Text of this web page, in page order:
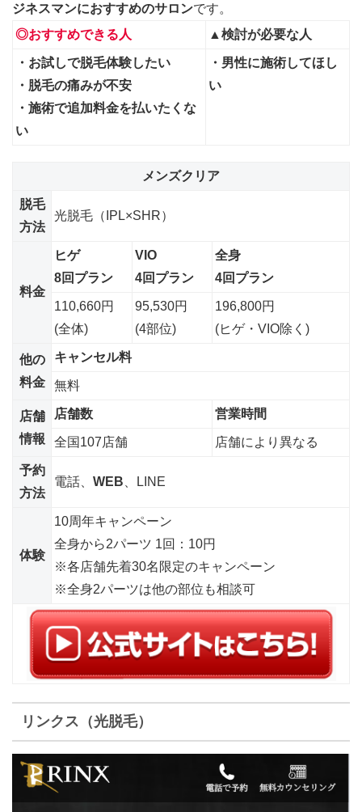
ジネスマンにおすすめのサロンです。
◎おすすめできる人
▲検討が必要な人
・お試しで脱毛体験したい
・脱毛の痛みが不安
・施術で追加料金を払いたくな
い
・男性に施術してほし
い
メンズクリア
脱毛
方法
光脱毛（IPL×SHR）
料金
ヒゲ
8回プラン
VIO
4回プラン
全身
4回プラン
110,660円
(全体)
95,530円
(4部位)
196,800円
(ヒゲ・VIO除く)
他の
料金
キャンセル料
無料
店舗
情報
店舗数 営業時間
全国107店舗 店舗により異なる
予約
方法
電話、 WEB 、LINE
体験
10周年キャンペーン
全身から2パーツ 1回：10円
※各店舗先着30名限定のキャンペーン
※全身2パーツは他の部位も相談可
リンクス（光脱毛）